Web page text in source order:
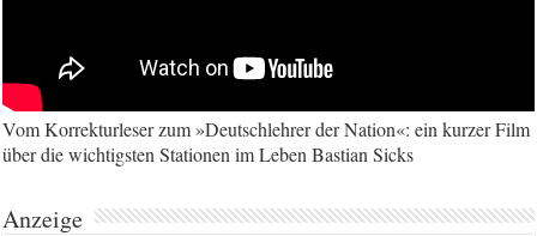
Vom Korrekturleser zum »Deutschlehrer der Nation«: ein kurzer Film
über die wichtigsten Stationen im Leben Bastian Sicks
Anzeige